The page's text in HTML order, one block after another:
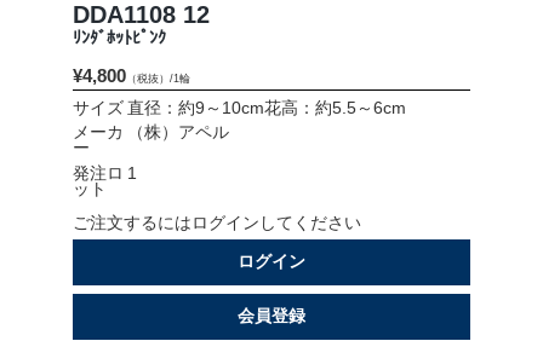
プライバシーポリシー
OFFICIAL SNS
DDA1108 12
ﾘﾝﾀﾞﾎｯﾄﾋﾟﾝｸ
¥4,800（税抜）/1輪
サイズ 直径：約9～10cm花高：約5.5～6cm
メーカ
ー
（株）アペル
発注ロ
ット
1
ご注文するにはログインしてください
ログイン
会員登録